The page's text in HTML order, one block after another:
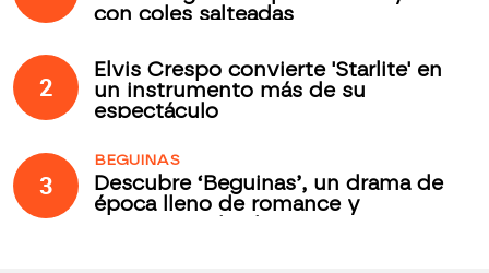
con coles salteadas
2
Elvis Crespo convierte 'Starlite' en
un instrumento más de su
espectáculo
3
BEGUINAS
Descubre ‘Beguinas’, un drama de
época lleno de romance y